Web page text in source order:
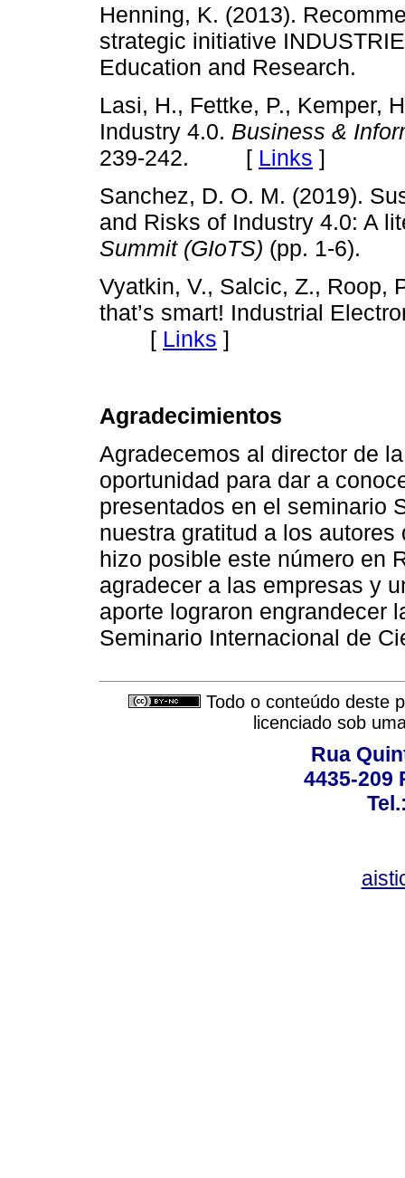
Henning, K. (2013).
strategic initiative
Education and
Lasi, H., Fettke, P., Kemper,
Industry 4.0. Business &
239-242. [ Links ]
Sanchez, D. O. M. (2019).
and Risks of Industry 4.0: A
Summit (GIoTS) (pp. 1-
Vyatkin, V., Salcic, Z., Roop,
that’s smart! Industrial
[ Links ]
Agradecimientos
Agradecemos al director de
oportunidad para dar a
presentados en el seminario
nuestra gratitud a los
hizo posible este número en
agradecer a las empresas y
aporte lograron engrandecer
Seminario Internacional de
Todo o conteúdo deste
licenciado sob
Rua
4435-209